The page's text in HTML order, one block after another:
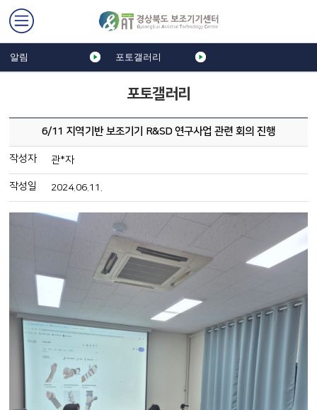
포토갤러리
알림 포토갤러리
6/11 지역기반 보조기기 R&SD 연구사업 관련 회의 진행
작성자 관*자
작성일 2024.06.11.